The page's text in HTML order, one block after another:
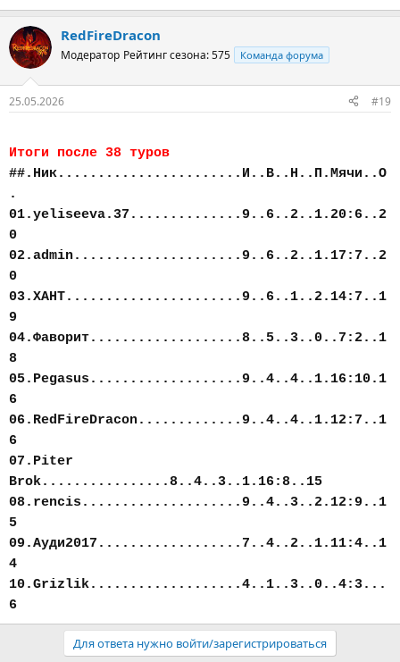
RedFireDracon
Модератор Рейтинг сезона: 575 Команда форума
25.05.2026 #19
Итоги после 38 туров
##.Ник.......................И..В..Н..П.Мячи..О
.
01.yeliseeva.37..............9..6..2..1.20:6..2
0
02.admin.....................9..6..2..1.17:7..2
0
03.ХАНТ......................9..6..1..2.14:7..1
9
04.Фаворит...................8..5..3..0..7:2..1
8
05.Pegasus...................9..4..4..1.16:10.1
6
06.RedFireDracon.............9..4..4..1.12:7..1
6
07.Piter
Brok................8..4..3..1.16:8..15
08.rencis....................9..4..3..2.12:9..1
5
09.Ауди2017..................7..4..2..1.11:4..1
4
10.Grizlik...................4..1..3..0..4:3...
6
Для ответа нужно войти/зарегистрироваться